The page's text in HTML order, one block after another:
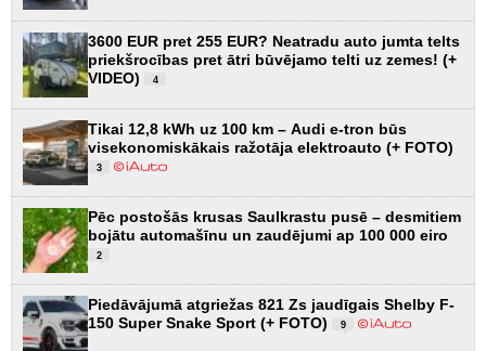
3600 EUR pret 255 EUR? Neatradu auto jumta telts
priekšrocības pret ātri būvējamo telti uz zemes! (+
VIDEO)
4
Tikai 12,8 kWh uz 100 km – Audi e-tron būs
visekonomiskākais ražotāja elektroauto (+ FOTO)
3
Pēc postošās krusas Saulkrastu pusē – desmitiem
bojātu automašīnu un zaudējumi ap 100 000 eiro
2
Piedāvājumā atgriežas 821 Zs jaudīgais Shelby F-
150 Super Snake Sport (+ FOTO)
9